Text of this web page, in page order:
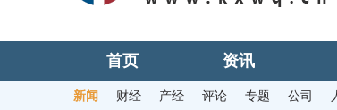
首页 资讯
新闻 财经 产经 评论 专题 公司